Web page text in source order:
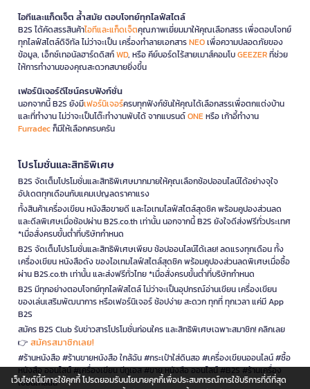
ไอทีและแก็ดเจ็ต ล้ำสมัย ตอบโจทย์ทุกไลฟ์สไตล์
B2S ได้คัดสรรสินค้าไอทีและแก็ดเจ็ตคุณภาพเยี่ยมมาให้คุณเลือกสรร เพื่อตอบโจทย์
ทุกไลฟ์สไตล์ดิจิทัล ไม่ว่าจะเป็น เครื่องทำลายเอกสารNEOเพื่อความปลอดภัยของ
ข้อมูล, เอ็กซ์เทอนัลฮาร์ดดิสก์WD, หรือ คีย์บอร์ดไร้สายเมาส์คอมโบGEEZERที่ช่วย
ให้การทำงานของคุณสะดวกสบายยิ่งขึ้น
เฟอร์นิเจอร์ดีไซน์ครบฟังก์ชั่น
นอกจากนี้ B2S ยังมีเฟอร์นิเจอร์ครบทุกฟังก์ชันให้คุณได้เลือกสรรเพื่อตกแต่งบ้าน
และที่ทำงาน ไม่ว่าจะเป็นโต๊ะทำงานพับได้ จากแบรนด์ONEหรือ เก้าอี้ทำงาน
Furradecก็มีให้เลือกครบครัน
โปรโมชั่นและสิทธิพิเศษ
B2S จัดเต็มโปรโมชั่นและสิทธิพิเศษมากมายให้คุณเลือกช้อปออนไลน์ได้อย่างจุใจ
อัปเดตทุกเดือนกับแคมเปญลดราคาแรง
ทั้งสินค้าเครื่องเขียน หนังสือขายดี และไอเทมไลฟ์สไตล์สุดชิค พร้อมคูปองส่วนลด
และดีลพิเศษเมื่อช้อปผ่าน B2S.co.th เท่านั้น นอกจากนี้ B2S ยังใจดีส่งฟรีทั่วประเทศ
*เมื่อสั่งครบขั้นต่ำที่บริษัทกำหนด
B2S จัดเต็มโปรโมชั่นและสิทธิพิเศษเพียบ ช้อปออนไลน์ได้เลย! ลดแรงทุกเดือน ทั้ง
เครื่องเขียน หนังสือดัง ของไอเทมไลฟ์สไตล์สุดชิค พร้อมคูปองส่วนลดพิเศษเมื่อซื้อ
ผ่าน B2S.co.th เท่านั้น และส่งฟรีทั่วไทย *เมื่อสั่งครบขั้นต่ำที่บริษัทกำหนด
B2S มีทุกอย่างตอบโจทย์ทุกไลฟ์สไตล์ ไม่ว่าจะเป็นอุปกรณ์อ่านเขียน เครื่องเขียน
ของเล่นเสริมพัฒนาการ หรือเฟอร์นิเจอร์ ช้อปง่าย สะดวก ทุกที่ ทุกเวลา แค่มี App
B2S
สมัคร B2S Club รับข่าวสารโปรโมชั่นก่อนใคร และสิทธิพิเศษเฉพาะสมาชิก! คลิกเลย
👉 สมัครสมาชิกเลย!
#ร้านหนังสือ #ร้านขายหนังสือ ใกล้ฉัน #กระเป๋าใส่ดินสอ #เครื่องเขียนออนไลน์ #ซื้อ
หนังสือ ออนไลน์ #เครื่องเขียน บีทูเอส #ขาย หนังสือ ออนไลน์ #B2S #ร้านเครื่อง
เขียนใกล้ฉัน
เว็บไซต์นี้มีการใช้คุกกี้ โปรดยอมรับนโยบายคุกกี้เพื่อประสบการณ์การใช้บริการที่ดีที่สุด